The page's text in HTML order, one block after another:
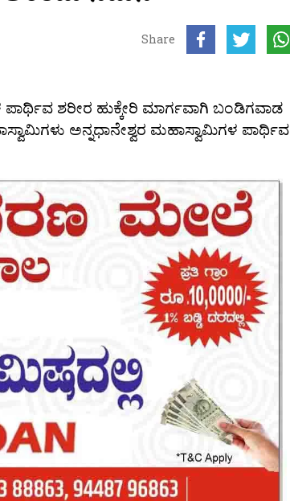
Share
ಶರೀರ ಹುಕ್ಕೇರಿ ಮಾರ್ಗವಾಗಿ ಬಂಡಿಗವಾಡ
ಅನ್ನಧಾನೇಶ್ವರ ಮಹಾಸ್ವಾಮಿಗಳ ಪಾರ್ಥಿವ